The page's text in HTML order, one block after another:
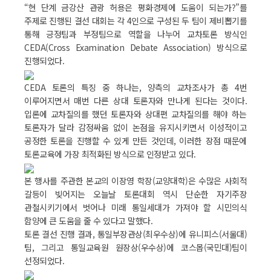
“현 단계 금강산 관광 허용은 평화경제에 도움이 되는가?”를
주제로 진행된 결선 대회는 각 4인으로 구성된 두 팀이 제비뽑기를
통해 긍정팀과 부정팀으로 역할을 나누어 교차토론 방식인
CEDA(Cross Examination Debate Association) 방식으로
진행되었다.
CEDA 토론의 특징 중 하나는, 양측의 교차조사가 총 4번
이루어지면서 매번 다른 상대 토론자와 만나게 된다는 것이다.
입론에 교차질의를 했던 토론자와 상대편 교차질의를 해야 하는
토론자가 달라 감정싸움 없이 논점을 유지시키면서 이성적이고
공정한 토론을 진행할 수 있게 만든 것인데, 이러한 장점 때문에
토론교육에 가장 최적화된 방식으로 인정받고 있다.
본 행사를 주관한 본교의 이장영 학장(교양대학)은 수많은 사회적
갈등이 빚어지는 오늘날 토론대회 역시 단순한 자기주장
관철시키기에서 벗어나 미래 통일세대가 가져야 할 시민의식
함양에 큰 도움을 줄 수 있다고 말했다.
토론 결선 진행 결과, 통일부장관상(최우수상)에 유니피스(서울대)
팀, 그리고 통일교육원 원장상(우수상)에 코스몹(국민대)팀이
선정되었다.